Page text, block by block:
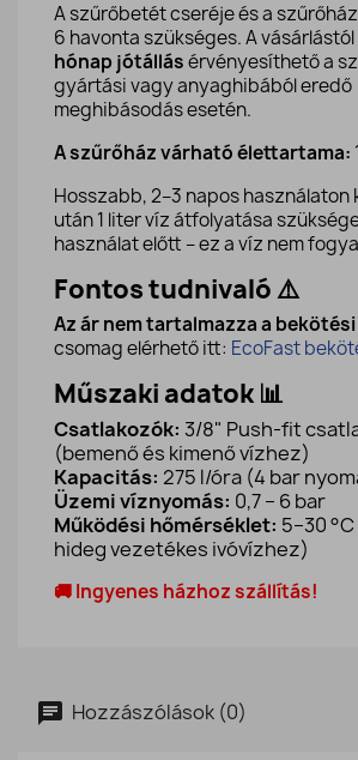
A szűrőbetét cseréje és a
6 havonta szükséges. A
hónap jótállásérvényesíthető a
gyártási vagy anyaghibából eredő
meghibásodás esetén.
A szűrőház várható élettartama:
Hosszabb, 2–3 napos használaton
után 1 liter víz átfolyatása
használat előtt – ez a víz nem
Fontos tudnivaló ⚠️
Az ár nem tartalmazza a
csomag elérhető itt: EcoFast
Műszaki adatok 📊
Csatlakozók: 3/8" Push-fit
(bemenő és kimenő vízhez)
Kapacitás: 275 l/óra (4 bar
Üzemi víznyomás: 0,7 – 6 bar
Működési hőmérséklet: 5–30
hideg vezetékes ivóvízhez)
🚚 Ingyenes házhoz szállítás!
Hozzászólások (0)